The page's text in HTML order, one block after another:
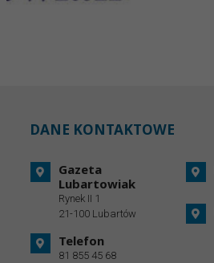
DANE KONTAKTOWE
Gazeta
Lubartowiak
Rynek II 1
21-100 Lubartów
Telefon
81 855 45 68